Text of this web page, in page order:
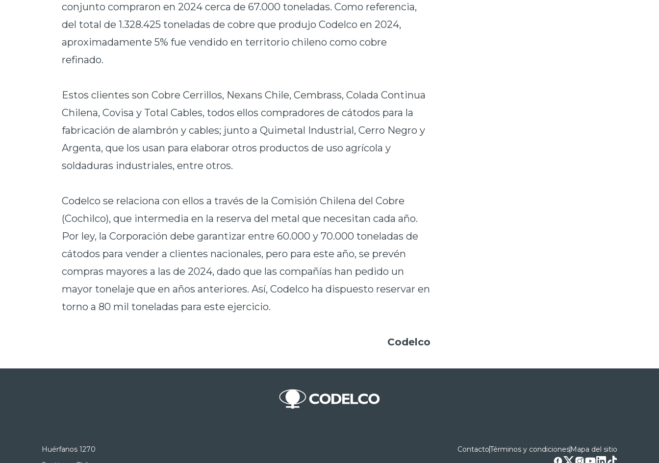
conjunto compraron en 2024 cerca de 67.000 toneladas. Como referencia,
del total de 1.328.425 toneladas de cobre que produjo Codelco en 2024,
aproximadamente 5% fue vendido en territorio chileno como cobre
refinado.
Estos clientes son Cobre Cerrillos, Nexans Chile, Cembrass, Colada Continua
Chilena, Covisa y Total Cables, todos ellos compradores de cátodos para la
fabricación de alambrón y cables; junto a Quimetal Industrial, Cerro Negro y
Argenta, que los usan para elaborar otros productos de uso agrícola y
soldaduras industriales, entre otros.
Codelco se relaciona con ellos a través de la Comisión Chilena del Cobre
(Cochilco), que intermedia en la reserva del metal que necesitan cada año.
Por ley, la Corporación debe garantizar entre 60.000 y 70.000 toneladas de
cátodos para vender a clientes nacionales, pero para este año, se prevén
compras mayores a las de 2024, dado que las compañías han pedido un
mayor tonelaje que en años anteriores. Así, Codelco ha dispuesto reservar en
torno a 80 mil toneladas para este ejercicio.
Codelco
Huérfanos 1270
ContactoTérminos y condicionesMapa del sitio